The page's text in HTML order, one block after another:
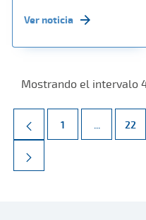
Ver noticia
Mostrando el intervalo
Página
1 ... Páginas
22